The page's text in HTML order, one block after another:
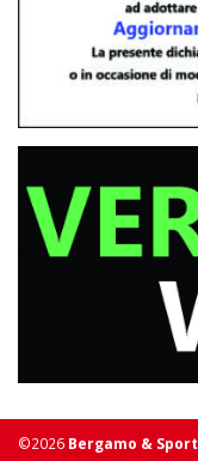
©2026 Bergamo & Sport